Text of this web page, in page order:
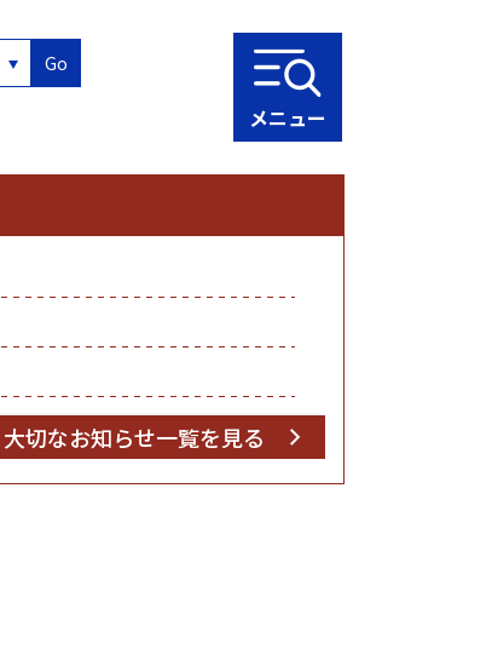
Go
メニュー
大切なお知らせ一覧を見る